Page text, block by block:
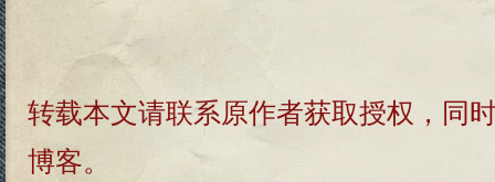
转载本文请联系原作者获取授权，同
博客。